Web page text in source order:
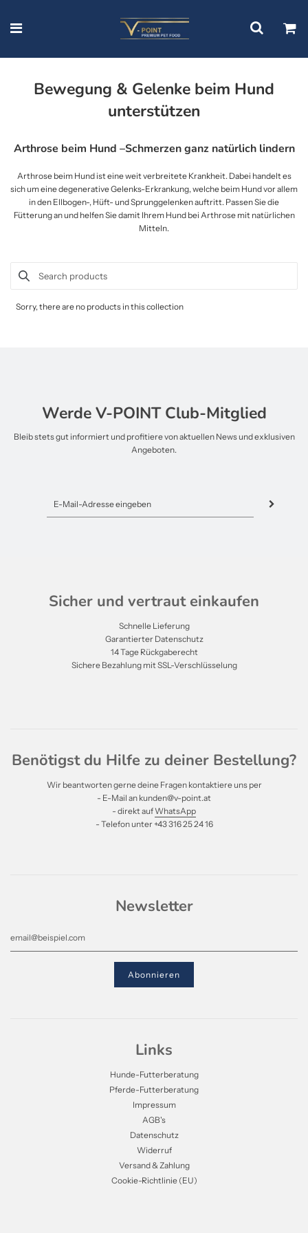
Bewegung & Gelenke beim Hund
unterstützen
Arthrose beim Hund –Schmerzen ganz natürlich lindern
Arthrose beim Hund ist eine weit verbreitete Krankheit. Dabei handelt es
sich um eine degenerative Gelenks-Erkrankung, welche beim Hund vor allem
in den Ellbogen-, Hüft- und Sprunggelenken auftritt. Passen Sie die
Fütterung an und helfen Sie damit Ihrem Hund bei Arthrose mit natürlichen
Mitteln.
Sorry, there are no products in this collection
Werde V-POINT Club-Mitglied
Bleib stets gut informiert und profitiere von aktuellen News und exklusiven
Angeboten.
Sicher und vertraut einkaufen
Schnelle Lieferung
Garantierter Datenschutz
14 Tage Rückgaberecht
Sichere Bezahlung mit SSL-Verschlüsselung
Benötigst du Hilfe zu deiner Bestellung?
Wir beantworten gerne deine Fragen kontaktiere uns per
- E-Mail an kunden@v-point.at
- direkt aufWhatsApp
- Telefon unter +43 316 25 24 16
Newsletter
Links
Hunde-Futterberatung
Pferde-Futterberatung
Impressum
AGB's
Datenschutz
Widerruf
Versand & Zahlung
Cookie-Richtlinie (EU)